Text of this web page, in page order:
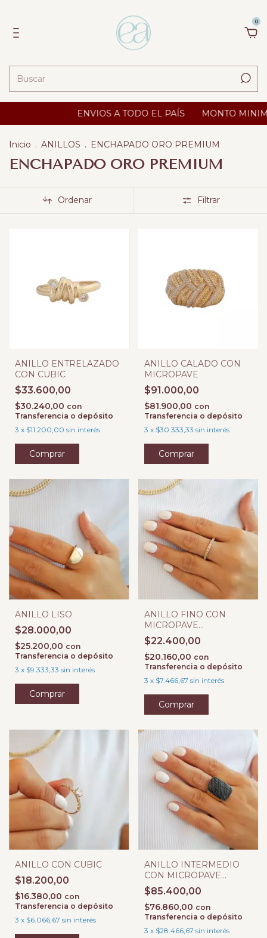
0
ENVIOS A TODO EL PAÍS MONTO MINIMO $ 25000
Inicio . ANILLOS . ENCHAPADO ORO PREMIUM
ENCHAPADO ORO PREMIUM
Ordenar Filtrar
ANILLO ENTRELAZADO
CON CUBIC
$33.600,00
$30.240,00 con
Transferencia o depósito
3 x $11.200,00 sin interés
Comprar
ANILLO CALADO CON
MICROPAVE
$91.000,00
$81.900,00 con
Transferencia o depósito
3 x $30.333,33 sin interés
Comprar
ANILLO LISO
$28.000,00
$25.200,00 con
Transferencia o depósito
3 x $9.333,33 sin interés
Comprar
ANILLO FINO CON
MICROPAVE
MULTICOLOR
$22.400,00
$20.160,00 con
Transferencia o depósito
3 x $7.466,67 sin interés
Comprar
ANILLO CON CUBIC
$18.200,00
$16.380,00 con
Transferencia o depósito
3 x $6.066,67 sin interés
ANILLO INTERMEDIO
CON MICROPAVE
NEGRO
$85.400,00
$76.860,00 con
Transferencia o depósito
3 x $28.466,67 sin interés